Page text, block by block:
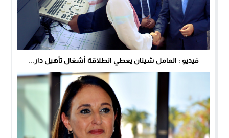
فيديو : العامل شينان يعطي انطلاقة أشغال تأهيل دار...